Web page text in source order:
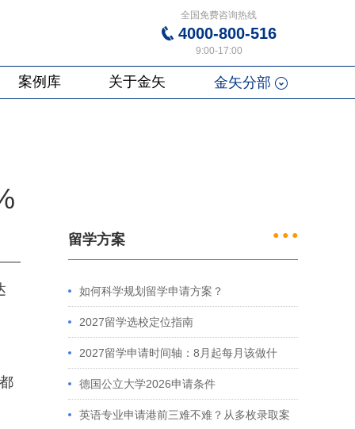
全国免费咨询热线
4000-800-516
9:00-17:00
案例库 关于金矢 金矢分部
留学方案 ● ● ●
如何科学规划留学申请方案？
2027留学选校定位指南
2027留学申请时间轴：8月起每月该做什
么？英、美、澳、港申请全攻略
德国公立大学2026申请条件
英语专业申请港前三难不难？从多枚录取案